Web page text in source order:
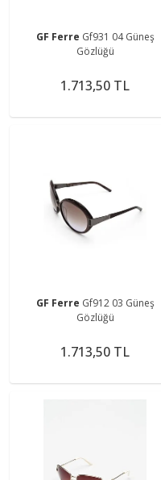
GF Ferre Gf931 04 Güneş
Gözlüğü
1.713,50 TL
GF Ferre Gf912 03 Güneş
Gözlüğü
1.713,50 TL